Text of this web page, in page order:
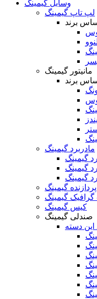
وسایل گیمینگ
لپ تاپ گیمینگ
برند
مانیتور گیمینگ
برند
مادربرد گیمینگ
پردازنده گیمینگ
گیمینگ
کیس گیمینگ
صندلی گیمینگ
این دسته